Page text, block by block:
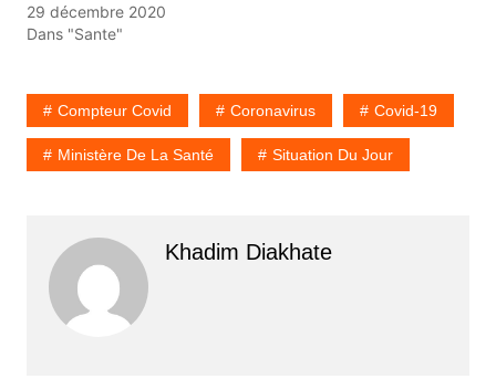
29 décembre 2020
Dans "Sante"
Compteur Covid Coronavirus Covid-19
Ministère De La Santé Situation Du Jour
Khadim Diakhate